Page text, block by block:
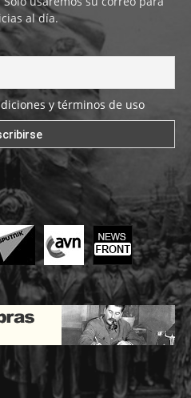
al día.
y términos de uso